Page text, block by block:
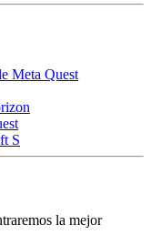
Meta Quest
S
la mejor